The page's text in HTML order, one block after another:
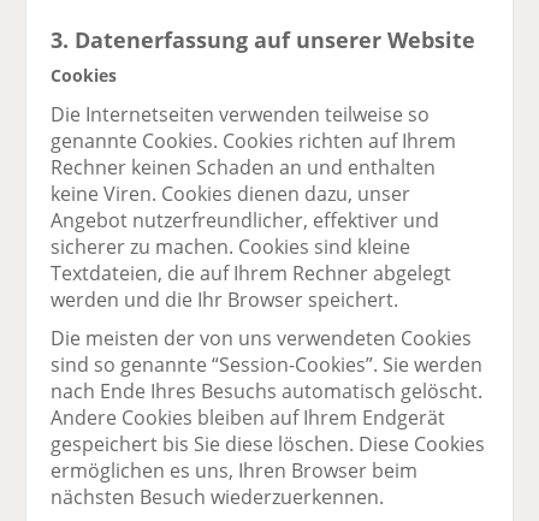
3. Datenerfassung auf unserer Website
Cookies
Die Internetseiten verwenden teilweise so
genannte Cookies. Cookies richten auf Ihrem
Rechner keinen Schaden an und enthalten
keine Viren. Cookies dienen dazu, unser
Angebot nutzerfreundlicher, effektiver und
sicherer zu machen. Cookies sind kleine
Textdateien, die auf Ihrem Rechner abgelegt
werden und die Ihr Browser speichert.
Die meisten der von uns verwendeten Cookies
sind so genannte “Session-Cookies”. Sie werden
nach Ende Ihres Besuchs automatisch gelöscht.
Andere Cookies bleiben auf Ihrem Endgerät
gespeichert bis Sie diese löschen. Diese Cookies
ermöglichen es uns, Ihren Browser beim
nächsten Besuch wiederzuerkennen.